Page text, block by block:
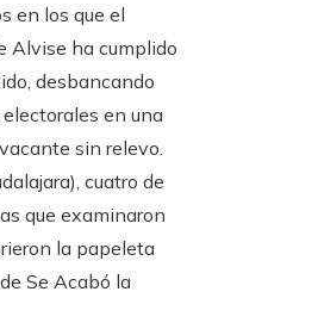
en los que el
Alvise ha cumplido
desbancando
en una
sin relevo.
cuatro de
que examinaron
la papeleta
Se Acabó la